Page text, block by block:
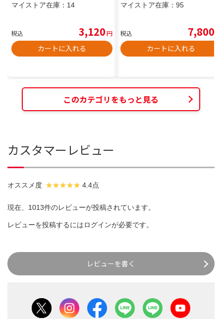
マイストア在庫： 14
税込 3,120円
カートに入れる
マイストア在庫： 95
税込 7,800
カートに入れる
このカテゴリをもっと見る
カスタマーレビュー
オススメ度 4.4点
現在、1013件のレビューが投稿されています。
レビューを投稿するにはログインが必要です。
レビューを書く